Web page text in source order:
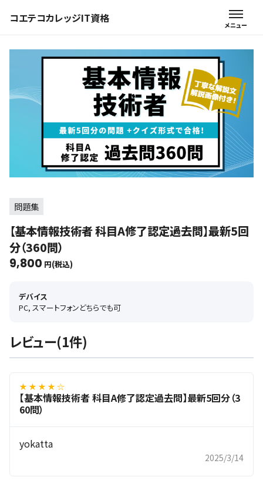
コエテコカレッジIT資格
問題集
【基本情報技術者 科目A修了認定過去問】最新5回
分（360問）
9,800 円(税込)
デバイス
PC, スマートフォンどちらでも可
レビュー(1件)
★ ★ ★ ★ ☆
【基本情報技術者 科目A修了認定過去問】最新5回分（3
60問）
yokatta
2025/3/14